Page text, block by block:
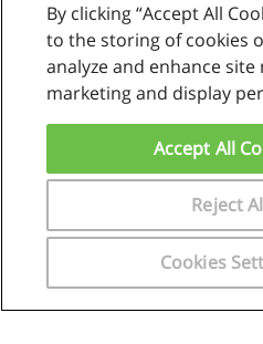
Reglas
Contactar con
Copyright © Educaedu
By clicking “Accept All
to the storing of cookies
analyze and enhance
marketing and display
Cookies
Reject
Accept All